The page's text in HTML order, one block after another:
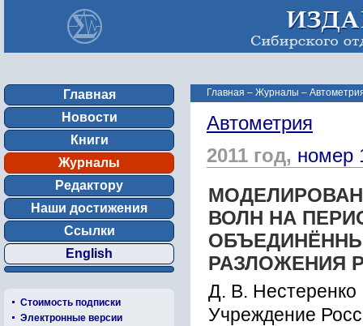
Главная
Новости
Книги
Журналы
Редактору
Наши достижения
Ссылки
English
Стоимость подписки
Электронные версии
Главная – Журналы –
Автометрия
2011 год, номер
ВОЛН НА
РАЗЛОЖЕНИЯ
Д. В. Нестеренко
Учреждение